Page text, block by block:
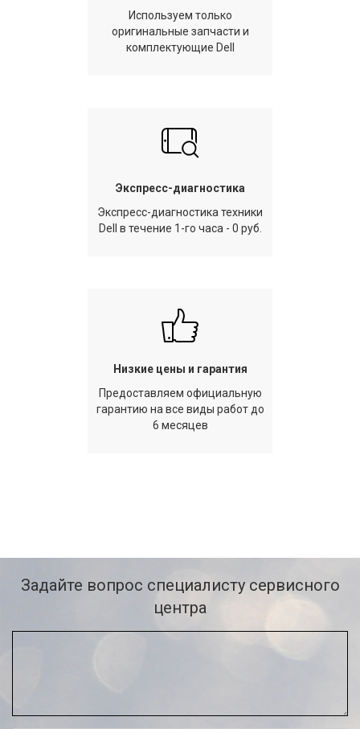
Используем только
оригинальные запчасти и
комплектующие Dell
Экспресс-диагностика
Экспресс-диагностика техники
Dell в течение 1-го часа - 0 руб.
Низкие цены и гарантия
Предоставляем официальную
гарантию на все виды работ до
6 месяцев
Задайте вопрос специалисту сервисного
центра